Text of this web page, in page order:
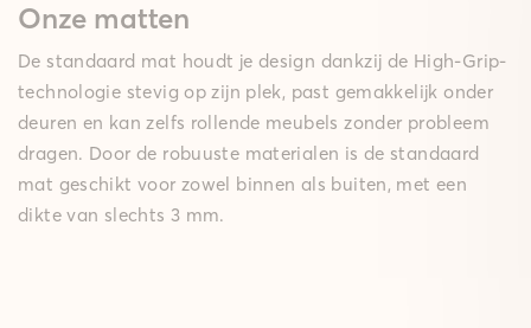
Onze matten
De standaard mat houdt je design dankzij de High-Grip-
technologie stevig op zijn plek, past gemakkelijk onder
deuren en kan zelfs rollende meubels zonder probleem
dragen. Door de robuuste materialen is de standaard
mat geschikt voor zowel binnen als buiten, met een
dikte van slechts 3 mm.